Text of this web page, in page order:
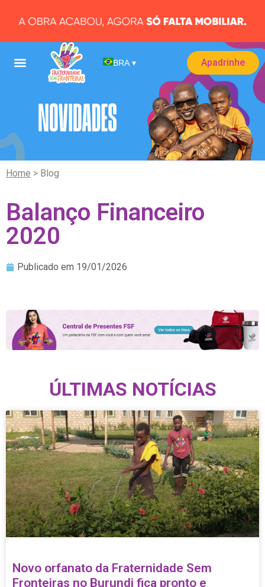
BRA ▾ Apadrinhe
Home > Blog
Balanço Financeiro
2020
Publicado em 19/01/2026
ÚLTIMAS NOTÍCIAS
Novo orfanato da Fraternidade Sem
Fronteiras no Burundi fica pronto e